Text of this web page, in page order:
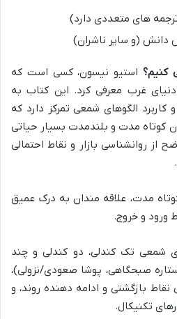
های متعددی دارد)
دانش (و سایر ناشران)
کنیم؟استیو نیسون، کسی است که
غرب معرفی کرد. این کتاب به
الگوهای شمعی تمرکز دارد که
کوتاه مدت و بلندمدت بسیار حیاتی
از روانشناسی بازار و نقاط احتمالی
مدت، علاقه مندان به درک عمیق
ورود و خروج.
شمعی تک کندلی، دو کندلی و چند
صبحگاهی، پوشا صعودی/نزولی)،
نقاط بازگشتی و ادامه دهنده روند، و
تکنیکال.